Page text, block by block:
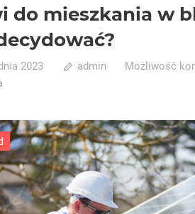
do mieszkania w
2023 admin Możliwość